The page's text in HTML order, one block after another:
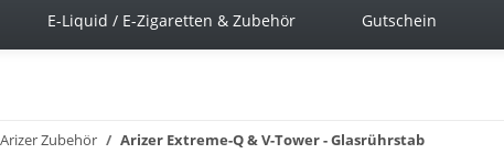
E-Liquid / E-Zigaretten & Zubehör Gutschein
Arizer Zubehör Arizer Extreme-Q & V-Tower - Glasrührstab